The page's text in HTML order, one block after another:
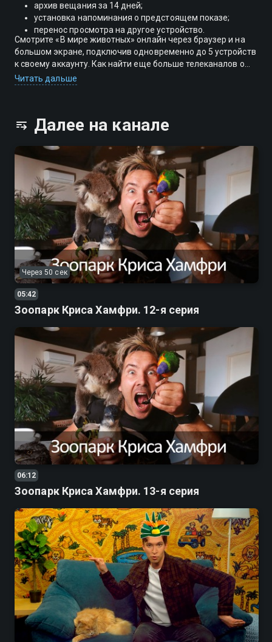
архив вещания за 14 дней;
установка напоминания о предстоящем показе;
перенос просмотра на другое устройство.
Смотрите «В мире животных» онлайн через браузер и на
большом экране, подключив одновременно до 5 устройств
к своему аккаунту. Как найти еще больше телеканалов о
природе внутри подписки?
Читать дальше
Далее на канале
Через 50 сек
05:42
Зоопарк Криса Хамфри. 12-я серия
06:12
Зоопарк Криса Хамфри. 13-я серия